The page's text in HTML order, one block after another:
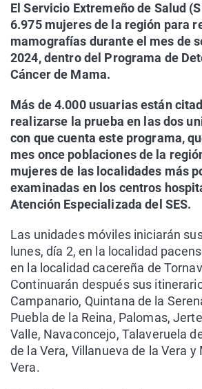
El Servicio Extremeño de Salud
6.975 mujeres de la región para
mamografías durante el mes de
2024, dentro del Programa de
Cáncer de Mama.
Más de 4.000 usuarias están
realizarse la prueba en las dos
con que cuenta este programa,
mes once poblaciones de la
mujeres de las localidades más
examinadas en los centros
Atención Especializada del SES.
Las unidades móviles iniciarán
lunes, día 2, en la localidad
en la localidad cacereña de
Continuarán después sus
Campanario, Quintana de la
Puebla de la Reina, Palomas,
Valle, Navaconcejo, Talaveruela
de la Vera, Villanueva de la Vera y
Vera.